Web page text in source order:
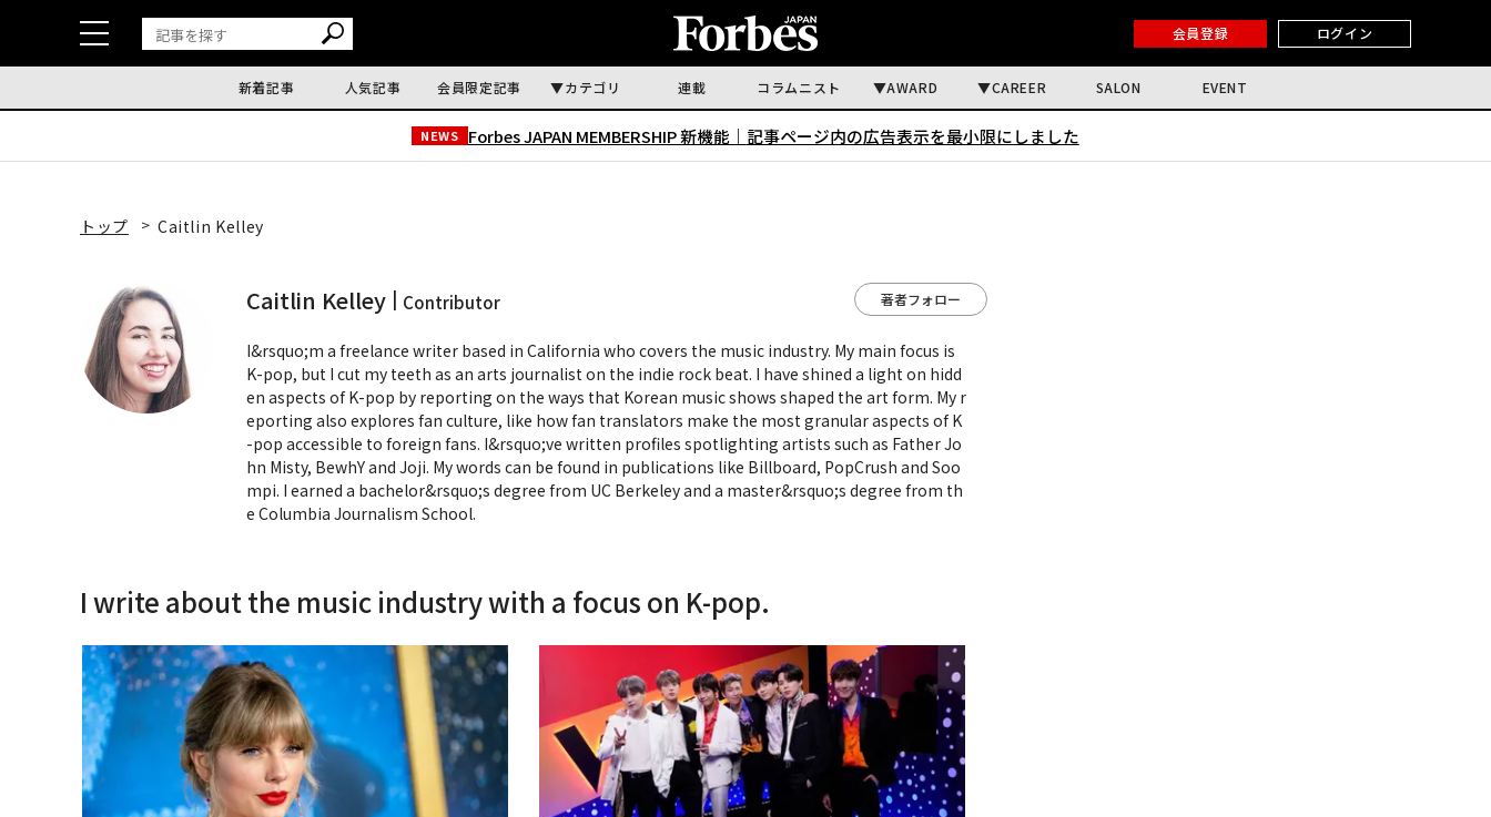
会員登録 ログイン
新着記事 人気記事 会員限定記事 カテゴリ 連載 コラムニスト AWARD CAREER SALON EVENT
NEWS Forbes JAPAN MEMBERSHIP 新機能｜ 記事ページ内の広告表示を最小限にしました
トップ Caitlin Kelley
Caitlin Kelley Contributor 著者フォロー
I&rsquo;m a freelance writer based in California who covers the music industry. My main focus is
K-pop, but I cut my teeth as an arts journalist on the indie rock beat. I have shined a light on hidd
en aspects of K-pop by reporting on the ways that Korean music shows shaped the art form. My r
eporting also explores fan culture, like how fan translators make the most granular aspects of K
-pop accessible to foreign fans. I&rsquo;ve written profiles spotlighting artists such as Father Jo
hn Misty, BewhY and Joji. My words can be found in publications like Billboard, PopCrush and Soo
mpi. I earned a bachelor&rsquo;s degree from UC Berkeley and a master&rsquo;s degree from th
e Columbia Journalism School.
I write about the music industry with a focus on K-pop.